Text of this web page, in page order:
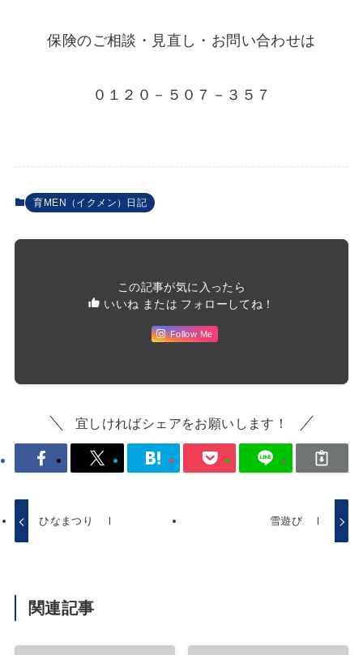
保険のご相談・見直し・お問い合わせは
０１２０－５０７－３５７
育MEN（イクメン）日記
この記事が気に入ったら
いいね または フォローしてね！
Follow Me
宜しければシェアをお願いします！
ひなまつり Ⅰ 雪遊び Ⅰ
関連記事